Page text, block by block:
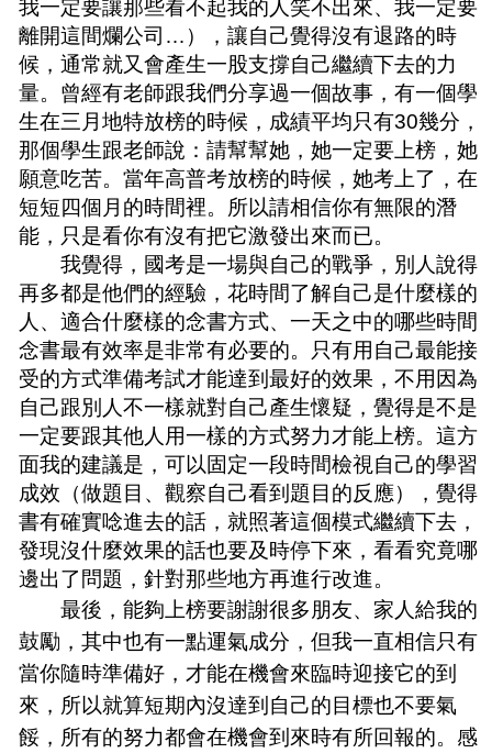
我一定要讓那些看不起我的人笑不出來、我一定要
離開這間爛公司…），讓自己覺得沒有退路的時
候，通常就又會產生一股支撐自己繼續下去的力
量。曾經有老師跟我們分享過一個故事，有一個學
生在三月地特放榜的時候，成績平均只有30幾分，
那個學生跟老師說：請幫幫她，她一定要上榜，她
願意吃苦。當年高普考放榜的時候，她考上了，在
短短四個月的時間裡。所以請相信你有無限的潛
能，只是看你有沒有把它激發出來而已。
我覺得，國考是一場與自己的戰爭，別人說得
再多都是他們的經驗，花時間了解自己是什麼樣的
人、適合什麼樣的念書方式、一天之中的哪些時間
念書最有效率是非常有必要的。只有用自己最能接
受的方式準備考試才能達到最好的效果，不用因為
自己跟別人不一樣就對自己產生懷疑，覺得是不是
一定要跟其他人用一樣的方式努力才能上榜。這方
面我的建議是，可以固定一段時間檢視自己的學習
成效（做題目、觀察自己看到題目的反應），覺得
書有確實唸進去的話，就照著這個模式繼續下去，
發現沒什麼效果的話也要及時停下來，看看究竟哪
邊出了問題，針對那些地方再進行改進。
最後，能夠上榜要謝謝很多朋友、家人給我的
鼓勵，其中也有一點運氣成分，但我一直相信只有
當你隨時準備好，才能在機會來臨時迎接它的到
來，所以就算短期內沒達到自己的目標也不要氣
餒，所有的努力都會在機會到來時有所回報的。感